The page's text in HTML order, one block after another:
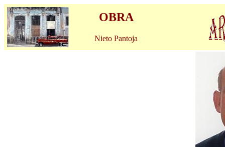
OBRA
Nieto Pantoja